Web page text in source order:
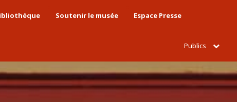
Soutenir le musée Espace Presse
Publics